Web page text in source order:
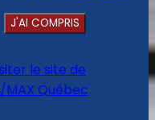
J'AI COMPRIS
le site de
MAX Québec